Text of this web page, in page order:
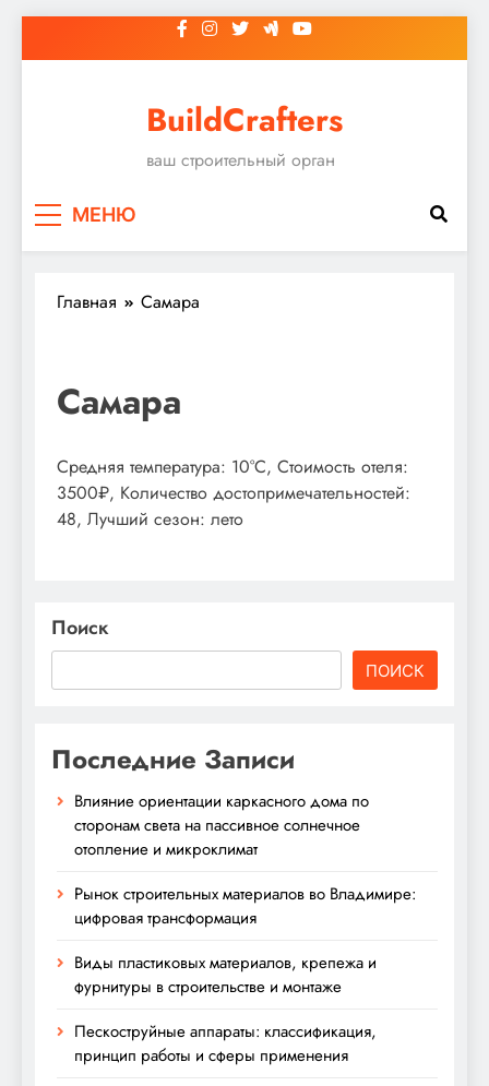
к
BuildCrafters
ваш строительный орган
МЕНЮ
Главная Самара
Самара
Средняя температура: 10°C, Стоимость отеля:
3500₽, Количество достопримечательностей:
48, Лучший сезон: лето
Поиск
ПОИСК
Последние Записи
Влияние ориентации каркасного дома по
сторонам света на пассивное солнечное
отопление и микроклимат
Рынок строительных материалов во Владимире:
цифровая трансформация
Виды пластиковых материалов, крепежа и
фурнитуры в строительстве и монтаже
Пескоструйные аппараты: классификация,
принцип работы и сферы применения